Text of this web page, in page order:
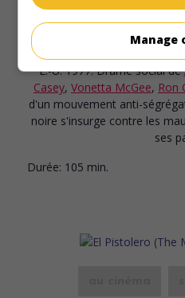
au cinéma
É.-U. 1977. Drame socialde
Casey, Vonetta McGee, Ron
d'un mouvement anti-
noire s'insurge contre les
ses
Durée: 105 min.
Manage